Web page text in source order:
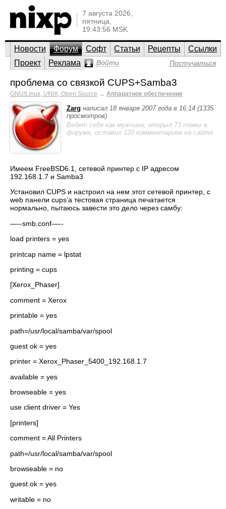
7 августа 2026,
пятница,
19:43:56 MSK
Новости Форум Софт Статьи Рецепты
Ссылки
Проект
Реклама Войти Постучаться
проблема со связкой CUPS+Samba3
GNU/Linux, UNIX, Open Source → Аппаратное обеспечение
Zarg написал 18 января 2007 года в 16:14 (1335
просмотров)
Ведет себя как мужчина; открыл 73 темы в
форуме, оставил 120 комментариев на сайте.
Имеем FreeBSD6.1, сетевой принтер с IP адресом
192.168.1.7 и Samba3
Установил CUPS и настроил на нем этот сетевой принтер, с
web панели cups’а тестовая страница печатается
нормально, пытаюсь завести это дело через самбу:
—--smb.conf—--
load printers = yes
printcap name = lpstat
printing = cups
[Xerox_Phaser]
comment = Xerox
printable = yes
path=/usr/local/samba/var/spool
guest ok = yes
printer = Xerox_Phaser_5400_192.168.1.7
available = yes
browseable = yes
use client driver = Yes
[printers]
comment = All Printers
path=/usr/local/samba/var/spool
browseable = no
guest ok = yes
writable = no